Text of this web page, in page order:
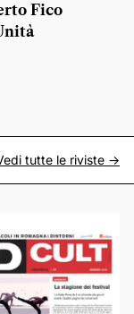
Fico
tutte le riviste ->